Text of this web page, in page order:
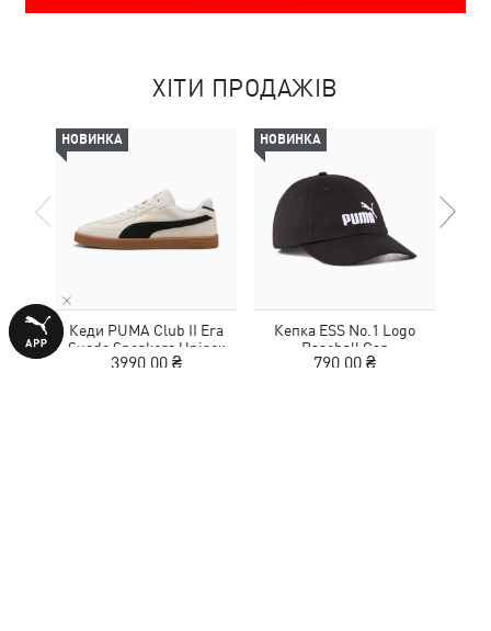
ХІТИ ПРОДАЖІВ
НОВИНКА
Кеди PUMA Club II Era
Suede Sneakers Unisex
3990,00 ₴
НОВИНКА
Кепка ESS No.1 Logo
Baseball Cap
790,00 ₴